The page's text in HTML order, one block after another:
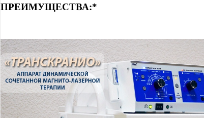
ПРЕИМУЩЕСТВА:*